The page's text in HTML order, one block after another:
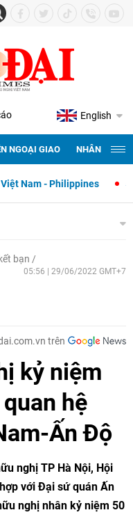
English
NGOẠI GIAO NHÂN
Philippines 500 ngày
bạn
05:56 | 29/06/2022 GMT+7
trên
kỷ niệm
hệ
Ấn Độ
nghị TP Hà Nội, Hội
với Đại sứ quán Ấn
nghị nhân kỷ niệm 50